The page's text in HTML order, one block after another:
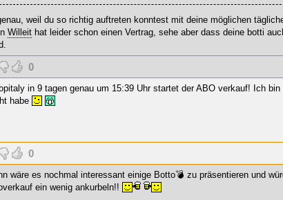
weil du so richtig auftreten konntest mit deine möglichen
Willeit hat leider schon einen Vertrag, sehe aber dass deine botti
0
in 9 tagen genau um 15:39 Uhr startet der ABO verkauf! Ich
habe
0
wäre es nochmal interessant einige Botto💣 zu präsentieren und
ein wenig ankurbeln!!